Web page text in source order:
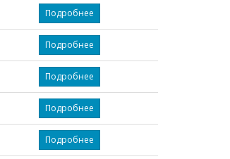
Подробнее
Подробнее
Подробнее
Подробнее
Подробнее